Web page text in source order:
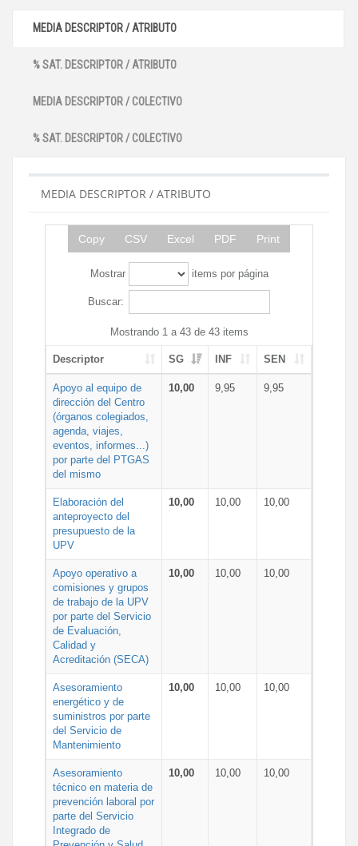
MEDIA DESCRIPTOR / ATRIBUTO
% SAT. DESCRIPTOR / ATRIBUTO
MEDIA DESCRIPTOR / COLECTIVO
% SAT. DESCRIPTOR / COLECTIVO
MEDIA DESCRIPTOR / ATRIBUTO
Copy CSV Excel PDF Print
Mostrar items por página
Buscar:
Mostrando 1 a 43 de 43 items
Descriptor SG INF SEN
Apoyo al equipo de
dirección del Centro
(órganos colegiados,
agenda, viajes,
eventos, informes...)
por parte del PTGAS
del mismo
10,00 9,95 9,95
Elaboración del
anteproyecto del
presupuesto de la
UPV
10,00 10,00 10,00
Apoyo operativo a
comisiones y grupos
de trabajo de la UPV
por parte del Servicio
de Evaluación,
Calidad y
Acreditación (SECA)
10,00 10,00 10,00
Asesoramiento
energético y de
suministros por parte
del Servicio de
Mantenimiento
10,00 10,00 10,00
Asesoramiento
técnico en materia de
prevención laboral por
parte del Servicio
Integrado de
10,00 10,00 10,00